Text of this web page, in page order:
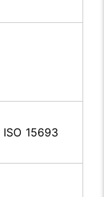
15693